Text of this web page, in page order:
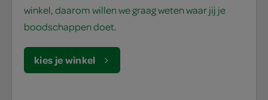
winkel, daarom willen we graag weten waar jij je
boodschappen doet.
kies je winkel